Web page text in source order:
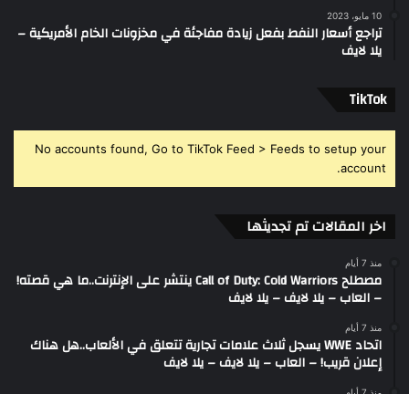
10 مايو، 2023
تراجع أسعار النفط بفعل زيادة مفاجئة في مخزونات الخام الأمريكية –
يلا لايف
‫TikTok
No accounts found, Go to TikTok Feed > Feeds to setup your
account.
اخر المقالات تم تجديثها
منذ 7 أيام
مصطلح Call of Duty: Cold Warriors ينتشر على الإنترنت..ما هي قصته!
– العاب – يلا لايف – يلا لايف
منذ 7 أيام
اتحاد WWE يسجل ثلاث علامات تجارية تتعلق في الألعاب..هل هناك
إعلان قريب! – العاب – يلا لايف – يلا لايف